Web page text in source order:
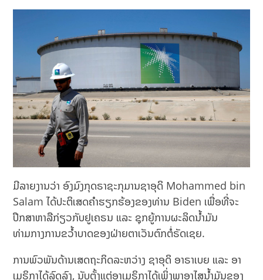
ມີລາຍງານວ່າ ອົງ​ມົງກຸດ​ຣາຊະ​ກຸມານ​ຊາ​ອຸ​ດິ Mohammed bin
Salam ​ໄດ້​ປະຕິ​ເສດ​ຄຳ​ຮຽກຮ້ອງ​ຂອງ​ທ່ານ Biden ​ເພື່ອທີ່ຈະ​
ປຶກສາ​ຫາລື​ກ່ຽວ​ກັບ​ຢູ​ເຄຣນ ​ແລະ ຊຸກຍູ້​ການ​ຜະລິດ​ນ້ຳມັນ ​
ທ່າມກາງ​ການ​ຂວໍ້າບາດ​ຂອງ​ຝ່າຍ​ຕາ​ເວັນ​ຕົກ​ຕໍ່ຣັດ​ເຊຍ.
ການ​ພົວພັນ​ດ້ານ​ເສດຖະກິດ​ລະຫວ່າງ ຊາອຸດິ ອາຣາເບຍ ​ແລະ ອາ​
ເມ​ຣິ​ກາ​ໄດ້​ລົດ​ລົງ, ນັບ​ຕັ້ງ​ແຕ່​ອາ​ເມ​ຣິ​ກາ​ໄດ້​ເພິ່ງ​ພາ​ອາ​ໄສ​ນ້ຳມັນ​ຂອງ